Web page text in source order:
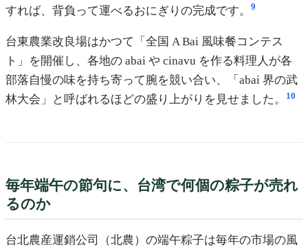
すれば、背負って運べるおにぎりの完成です。
9
台東農業改良場はかつて「全国 A Bai 風味餐コンテス
ト」を開催し、各地の abai や cinavu を作る料理人が各
部落自慢の味を持ち寄って腕を競い合い、「abai 界の武
林大会」と呼ばれるほどの盛り上がりを見せました。
10
毎年端午の節句に、台湾で何個の粽子が売れ
るのか
台北農産運銷公司（北農）の端午粽子は毎年の市場の風